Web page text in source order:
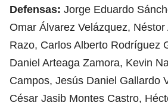
Defensas: Jorge Eduardo
Omar Álvarez Velázquez,
Razo, Carlos Alberto Rodríguez
Daniel Arteaga Zamora, Kevin
Campos, Jesús Daniel Gallardo
César Jasib Montes Castro,